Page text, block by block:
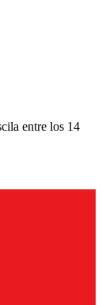
entre los 14